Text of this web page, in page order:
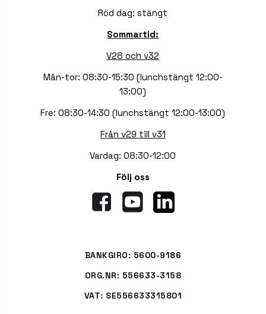
Röd dag: stängt
Sommartid:
V28 och v32
Mån-tor: 08:30-15:30 (lunchstängt 12:00-
13:00)
Fre: 08:30-14:30 (lunchstängt 12:00-13:00)
Från v29 till v31
Vardag: 08:30-12:00
Följ oss
BANKGIRO: 5600-9186
ORG.NR: 556633-3158
VAT: SE556633315801